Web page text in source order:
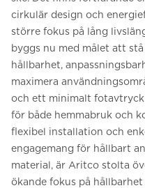
cirkulär design och
större fokus på lång
byggs nu med målet att
hållbarhet,
maximera
och ett minimalt
för både hemmabruk och
flexibel installation och
engagemang för hållbart
material, är Aritco stolta
ökande fokus på